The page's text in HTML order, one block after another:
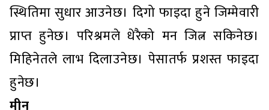
स्थितिमा सुधार आउनेछ। दिगो फाइदा हुने जिम्मेवारी
प्राप्त हुनेछ। परिश्रमले धेरैको मन जित्न सकिनेछ।
मिहिनेतले लाभ दिलाउनेछ। पेसातर्फ प्रशस्त फाइदा
हुनेछ।